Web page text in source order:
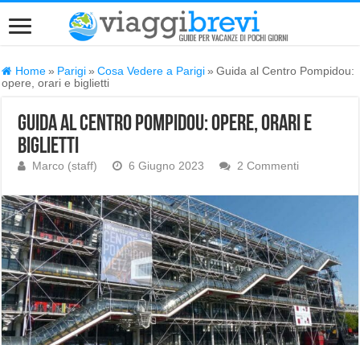
Home » Parigi » Cosa Vedere a Parigi » Guida al Centro Pompidou:
opere, orari e biglietti
Guida al Centro Pompidou: opere, orari e
biglietti
Marco (staff) 6 Giugno 2023 2 Commenti